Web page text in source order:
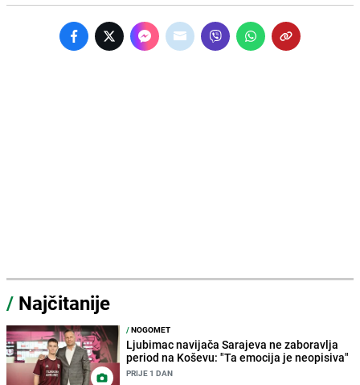
/ Najčitanije
/NOGOMET
Ljubimac navijača Sarajeva ne zaboravlja
period na Koševu: "Ta emocija je neopisiva"
PRIJE 1 DAN